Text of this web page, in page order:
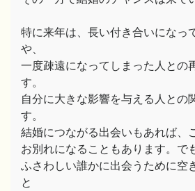
特に来年は、長い付き合いになっ
や、
一度疎遠になってしまった人との
す。
自分に大きな影響を与える人との
す。
結婚につながる出会いもあれば、
お別れになることもあります。で
ふさわしい誰かに出会うために空
と